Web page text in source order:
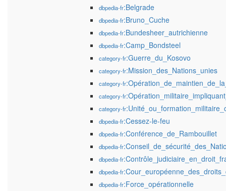
dbpedia-fr:Belgrade
dbpedia-fr:Bruno_Cuche
dbpedia-fr:Bundesheer_autrichienne
dbpedia-fr:Camp_Bondsteel
category-fr:Guerre_du_Kosovo
category-fr:Mission_des_Nations_unies
category-fr
category-fr
category-fr
dbpedia-fr:Cessez-le-feu
dbpedia-fr:Conférence_de_Rambouillet
dbpedia-fr
dbpedia-fr
dbpedia-fr
dbpedia-fr:Force_opérationnelle